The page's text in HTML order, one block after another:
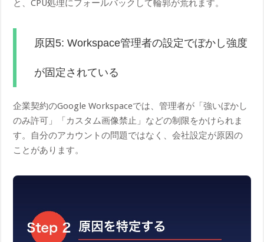
と、CPU処理にフォールバックして輪郭が荒れます。
原因5: Workspace管理者の設定でぼかし強度
が固定されている
企業契約のGoogle Workspaceでは、管理者が「強いぼかし
のみ許可」「カスタム画像禁止」などの制限をかけられま
す。自分のアカウントの問題ではなく、会社設定が原因の
ことがあります。